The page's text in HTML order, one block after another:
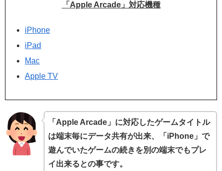
「Apple Arcade」対応機種
iPhone
iPad
Mac
Apple TV
「Apple Arcade」に対応したゲームタイトル
は端末毎にデータ共有が出来、「iPhone」で
遊んでいたゲームの続きを別の端末でもプレ
イ出来るとの事です。